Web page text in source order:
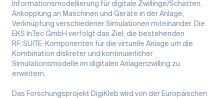
Informationsmodellierung für digitale Zwillinge/Schatten,
Ankopplung an Maschinen und Geräte in der Anlage,
Verknüpfung verschiedener Simulationen miteinander. Die
EKS InTec GmbH verfolgt das Ziel, die bestehenden
RF::SUITE-Komponenten für die virtuelle Anlage um die
Kombination diskreter und kontinuierlicher
Simulationsmodelle im digitalen Anlagenzwilling zu
erweitern.
Das Forschungsprojekt DigiKleb wird von der Europäischen